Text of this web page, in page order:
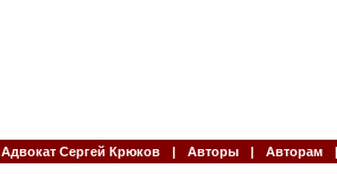
Адвокат Сергей Крюков | Авторы | Авторам |